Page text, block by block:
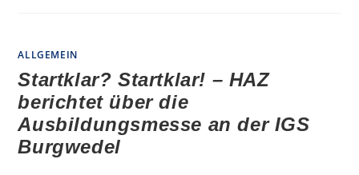
ALLGEMEIN
Startklar? Startklar! – HAZ
berichtet über die
Ausbildungsmesse an der IGS
Burgwedel